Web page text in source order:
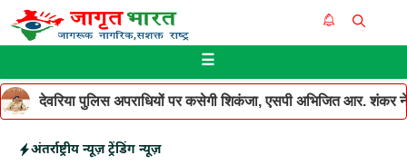
Skip
to
☰
देवरिया पुलिस अपराधियों पर कसेगी शिकंजा, एसपी अभिजित आर. शंकर ने
अंतर्राष्ट्रीय न्यूज़ ट्रेंडिंग न्यूज़